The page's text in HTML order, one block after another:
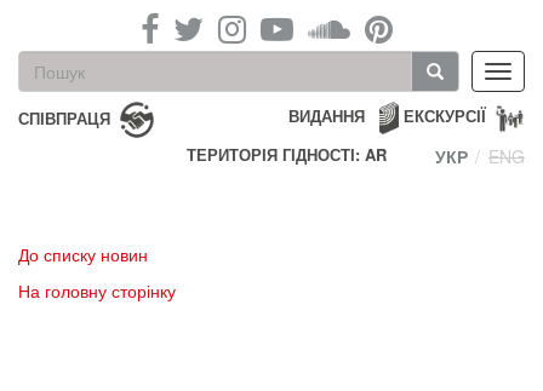
Пошукова
форма
Пошук
СПІВПРАЦЯ ЕКСКУРСІЇ
ВИДАННЯ
ТЕРИТОРІЯ ГІДНОСТІ: AR
УКР ENG
До списку новин
На головну сторінку